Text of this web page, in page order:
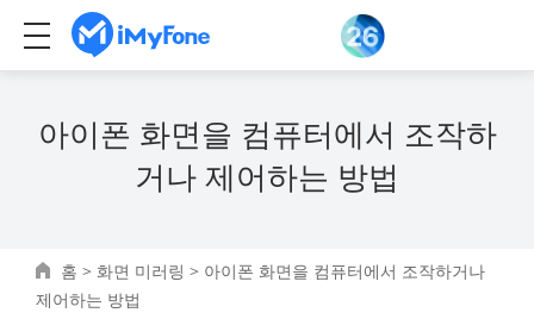
아이폰 화면을 컴퓨터에서 조작하
거나 제어하는 방법
홈 > 화면 미러링 > 아이폰 화면을 컴퓨터에서 조작하거나
제어하는 방법